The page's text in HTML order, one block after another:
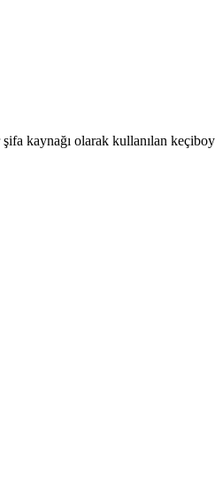
kaynağı olarak kullanılan